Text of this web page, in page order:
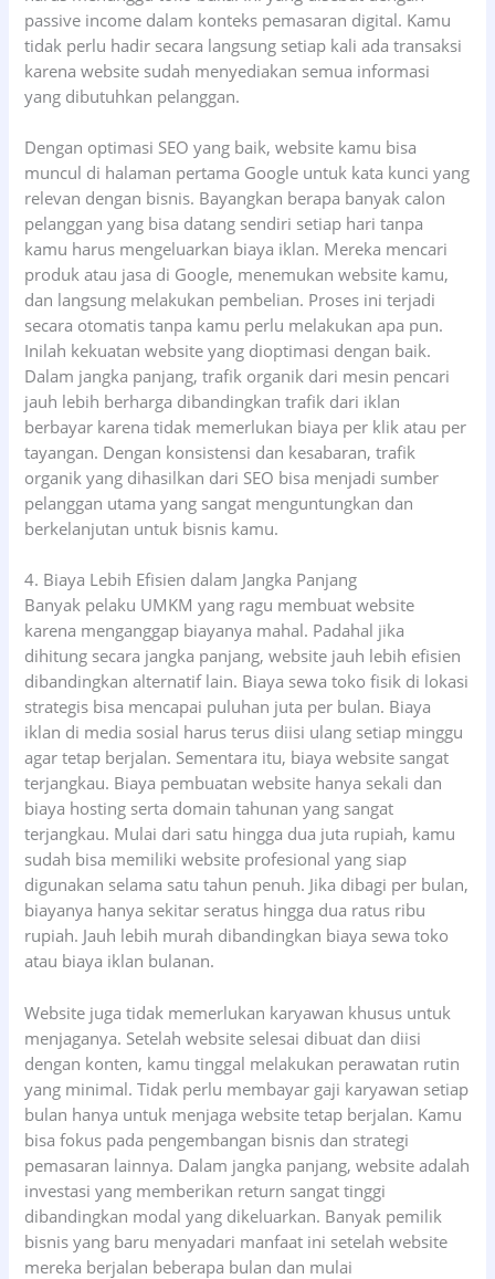
passive income dalam konteks pemasaran digital. Kamu
tidak perlu hadir secara langsung setiap kali ada transaksi
karena website sudah menyediakan semua informasi
yang dibutuhkan pelanggan.
Dengan optimasi SEO yang baik, website kamu bisa
muncul di halaman pertama Google untuk kata kunci yang
relevan dengan bisnis. Bayangkan berapa banyak calon
pelanggan yang bisa datang sendiri setiap hari tanpa
kamu harus mengeluarkan biaya iklan. Mereka mencari
produk atau jasa di Google, menemukan website kamu,
dan langsung melakukan pembelian. Proses ini terjadi
secara otomatis tanpa kamu perlu melakukan apa pun.
Inilah kekuatan website yang dioptimasi dengan baik.
Dalam jangka panjang, trafik organik dari mesin pencari
jauh lebih berharga dibandingkan trafik dari iklan
berbayar karena tidak memerlukan biaya per klik atau per
tayangan. Dengan konsistensi dan kesabaran, trafik
organik yang dihasilkan dari SEO bisa menjadi sumber
pelanggan utama yang sangat menguntungkan dan
berkelanjutan untuk bisnis kamu.
4. Biaya Lebih Efisien dalam Jangka Panjang
Banyak pelaku UMKM yang ragu membuat website
karena menganggap biayanya mahal. Padahal jika
dihitung secara jangka panjang, website jauh lebih efisien
dibandingkan alternatif lain. Biaya sewa toko fisik di lokasi
strategis bisa mencapai puluhan juta per bulan. Biaya
iklan di media sosial harus terus diisi ulang setiap minggu
agar tetap berjalan. Sementara itu, biaya website sangat
terjangkau. Biaya pembuatan website hanya sekali dan
biaya hosting serta domain tahunan yang sangat
terjangkau. Mulai dari satu hingga dua juta rupiah, kamu
sudah bisa memiliki website profesional yang siap
digunakan selama satu tahun penuh. Jika dibagi per bulan,
biayanya hanya sekitar seratus hingga dua ratus ribu
rupiah. Jauh lebih murah dibandingkan biaya sewa toko
atau biaya iklan bulanan.
Website juga tidak memerlukan karyawan khusus untuk
menjaganya. Setelah website selesai dibuat dan diisi
dengan konten, kamu tinggal melakukan perawatan rutin
yang minimal. Tidak perlu membayar gaji karyawan setiap
bulan hanya untuk menjaga website tetap berjalan. Kamu
bisa fokus pada pengembangan bisnis dan strategi
pemasaran lainnya. Dalam jangka panjang, website adalah
investasi yang memberikan return sangat tinggi
dibandingkan modal yang dikeluarkan. Banyak pemilik
bisnis yang baru menyadari manfaat ini setelah website
mereka berjalan beberapa bulan dan mulai